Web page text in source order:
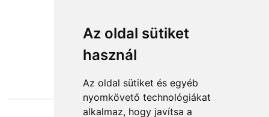
Az oldal sütiket
használ
Az oldal sütiket és egyéb
nyomkövető technológiákat
alkalmaz, hogy javítsa a
from HUF30,400